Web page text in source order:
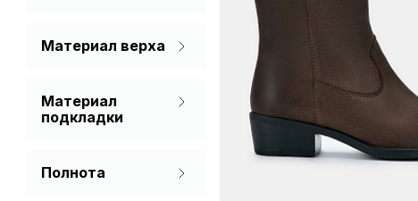
Материал верха
Материал
подкладки
Полнота